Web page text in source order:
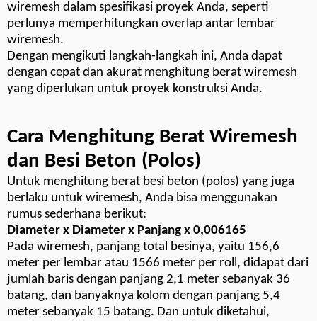
wiremesh dalam spesifikasi proyek Anda, seperti
perlunya memperhitungkan overlap antar lembar
wiremesh.
Dengan mengikuti langkah-langkah ini, Anda dapat
dengan cepat dan akurat menghitung berat wiremesh
yang diperlukan untuk proyek konstruksi Anda.
Cara Menghitung Berat Wiremesh
dan Besi Beton (Polos)
Untuk menghitung berat besi beton (polos) yang juga
berlaku untuk wiremesh, Anda bisa menggunakan
rumus sederhana berikut:
Diameter x Diameter x Panjang x 0,006165
Pada wiremesh, panjang total besinya, yaitu 156,6
meter per lembar atau 1566 meter per roll, didapat dari
jumlah baris dengan panjang 2,1 meter sebanyak 36
batang, dan banyaknya kolom dengan panjang 5,4
meter sebanyak 15 batang. Dan untuk diketahui,